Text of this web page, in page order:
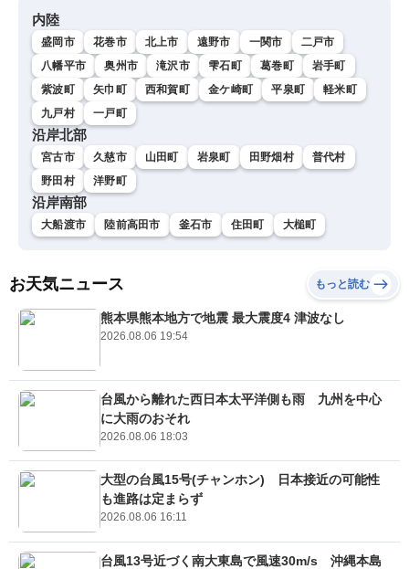
内陸
盛岡市 花巻市 北上市 遠野市 一関市
二戸市
八幡平市
奥州市 滝沢市 雫石町 葛巻町
岩手町
紫波町
矢巾町 西和賀町 金ケ崎町 平泉町
軽米町
九戸村
一戸町
沿岸北部
宮古市 久慈市 山田町 岩泉町 田野畑村
普代村
野田村
洋野町
沿岸南部
大船渡市 陸前高田市 釜石市 住田町 大槌町
お天気ニュース もっと読む
熊本県熊本地方で地震 最大震度4 津波なし
2026.08.06 19:54
台風から離れた西日本太平洋側も雨 九州を中心
に大雨のおそれ
2026.08.06 18:03
大型の台風15号(チャンホン) 日本接近の可能性
も進路は定まらず
2026.08.06 16:11
台風13号近づく南大東島で風速30m/s 沖縄本島